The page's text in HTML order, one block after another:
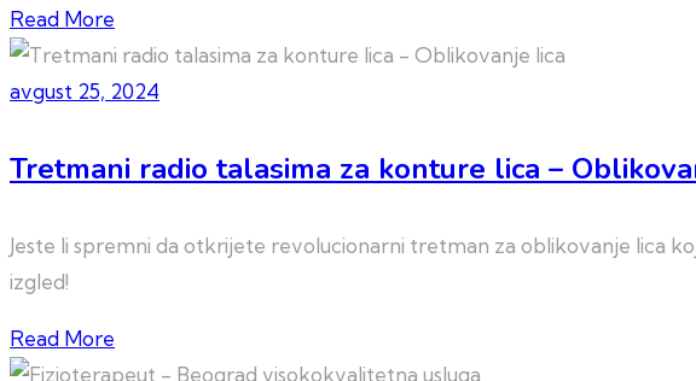
Read More
avgust 25, 2024
Tretmani radio talasima za konture lica –
Jeste li spremni da otkrijete revolucionarni tretman za oblikovanje lica
izgled!
Read More